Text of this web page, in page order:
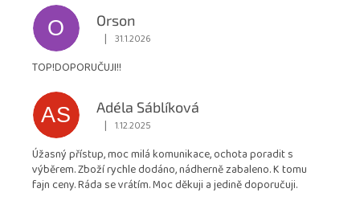
O
Orson
Hodnocení obchodu je 5 z 5 hvězdiček.
| 31.1.2026
TOP!DOPORUČUJI!!
AS
Adéla Sáblíková
Hodnocení obchodu je 5 z 5 hvězdiček.
| 1.12.2025
Úžasný přístup, moc milá komunikace, ochota poradit s
výběrem. Zboží rychle dodáno, nádherně zabaleno. K tomu
fajn ceny. Ráda se vrátím. Moc děkuji a jedině doporučuji.